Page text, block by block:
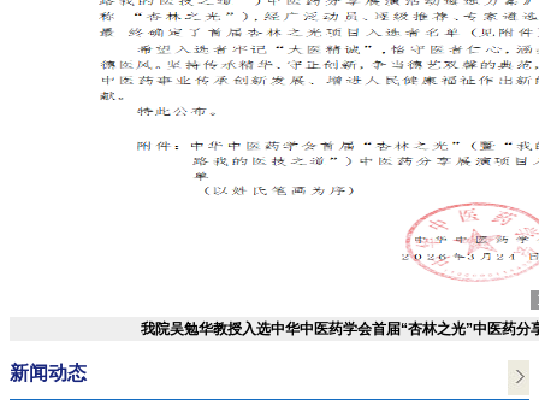
我院吴勉华教授入选中华中医药学会首届“杏林之光”中医药分
新闻动态